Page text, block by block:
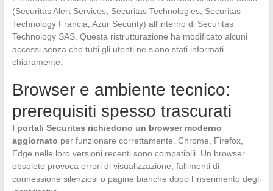
(Securitas Alert Services, Securitas Technologies, Securitas
Technology Francia, Azur Security) all’interno di Securitas
Technology SAS. Questa ristrutturazione ha modificato alcuni
accessi senza che tutti gli utenti ne siano stati informati
chiaramente.
Browser e ambiente tecnico:
prerequisiti spesso trascurati
I portali Securitas richiedono un browser moderno
aggiornato per funzionare correttamente. Chrome, Firefox,
Edge nelle loro versioni recenti sono compatibili. Un browser
obsoleto provoca errori di visualizzazione, fallimenti di
connessione silenziosi o pagine bianche dopo l’inserimento degli